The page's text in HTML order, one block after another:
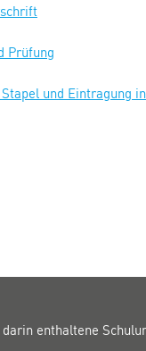
Prüfung
und Eintragung
enthaltene